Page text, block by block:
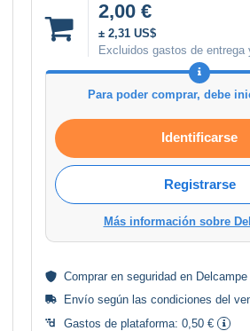
2,00 €
± 2,31 US$
Excluidos gastos de entrega
Para poder comprar, debe
Identificarse
Registrarse
Más información sobre
Comprar en seguridad en Delcampe
Envío según las condiciones del
Gastos de plataforma: 0,50 €